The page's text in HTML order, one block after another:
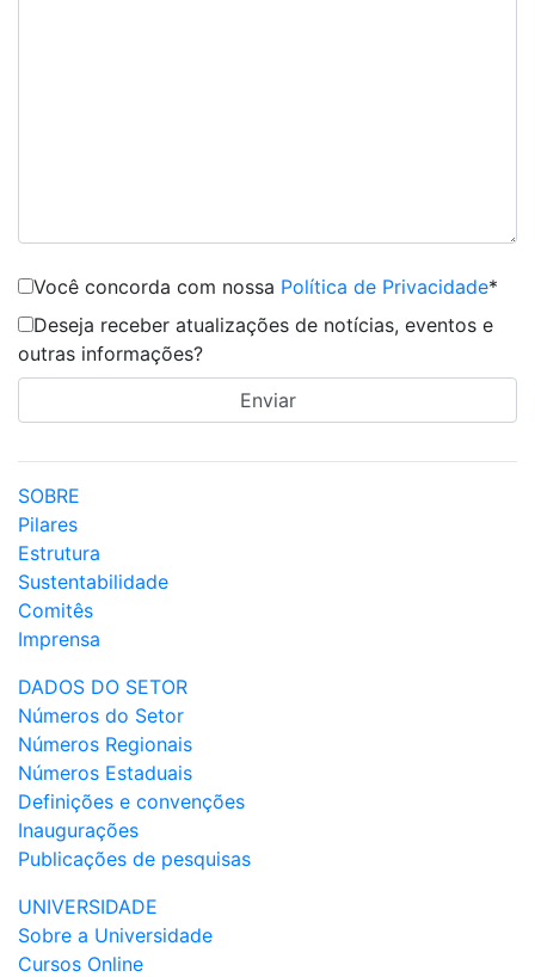
Você concorda com nossa Política de Privacidade*
Deseja receber atualizações de notícias, eventos e
outras informações?
SOBRE
Pilares
Estrutura
Sustentabilidade
Comitês
Imprensa
DADOS DO SETOR
Números do Setor
Números Regionais
Números Estaduais
Definições e convenções
Inaugurações
Publicações de pesquisas
UNIVERSIDADE
Sobre a Universidade
Cursos Online